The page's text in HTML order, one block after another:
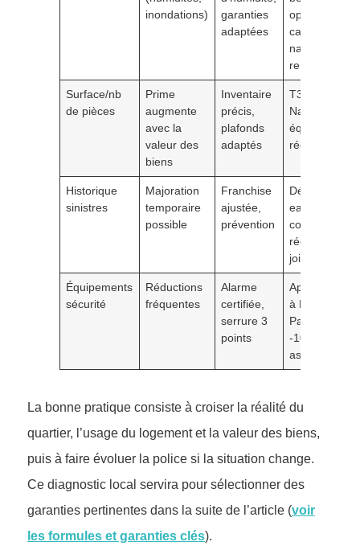
inondations)
garanties
adaptées
option
catastrophes
naturelles
renforcée
Surface/nb
de pièces
Prime
augmente
avec la
valeur des
biens
Inventaire
précis,
plafonds
adaptés
T3 à l’Île de
Nantes avec
équipements
récents
Historique
sinistres
Majoration
temporaire
possible
Franchise
ajustée,
prévention
Dégât des
eaux 2024:
contrôle
régulier des
joints
Équipements
sécurité
Réductions
fréquentes
Alarme
certifiée,
serrure 3
points
Appartement
à Hauts-
Pavés: -5 à
-10% selon
assureur
La bonne pratique consiste à croiser la réalité du
quartier, l’usage du logement et la valeur des biens,
puis à faire évoluer la police si la situation change.
Ce diagnostic local servira pour sélectionner des
garanties pertinentes dans la suite de l’article (voir
les formules et garanties clés).